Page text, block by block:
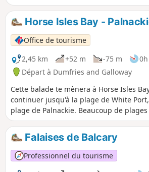
Horse Isles Bay -
Office de tourisme
2,45 km
+52 m -75 m 0h
Départ à Dumfries and Galloway
Cette balade te mènera à Horse Isles
continuer jusqu'à la plage de White
plage de Palnackie. Beaucoup de
sont isolées et sablonneuses, mais
d'avoir une pente raisonnable, ce qui
marée est haute, l'eau est assez
assez près du rivage. Il est aussi
trajet à VTT.
Falaises de Balcary
Professionnel du tourisme